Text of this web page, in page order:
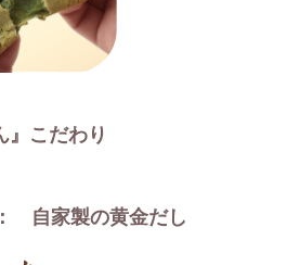
』こだわり
自家製の黄金だし